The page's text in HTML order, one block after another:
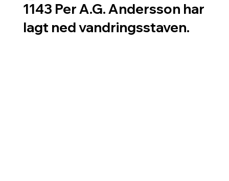
1143 Per A.G. Andersson har
lagt ned vandringsstaven.